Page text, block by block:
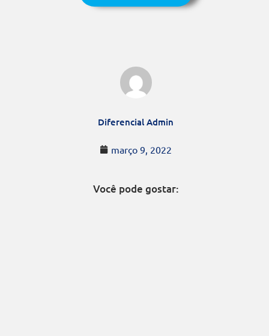
Diferencial Admin
março 9, 2022
Você pode gostar: